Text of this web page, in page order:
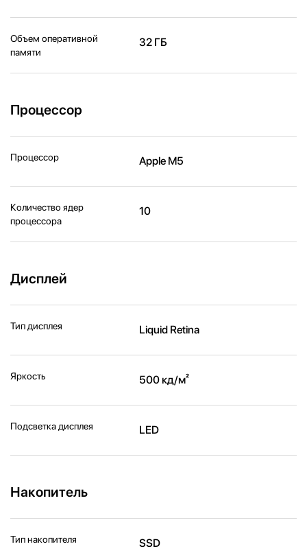
Объем оперативной
памяти
32 ГБ
Процессор
Процессор Apple M5
Количество ядер
процессора
10
Дисплей
Тип дисплея Liquid Retina
Яркость 500 кд/м²
Подсветка дисплея LED
Накопитель
Тип накопителя SSD